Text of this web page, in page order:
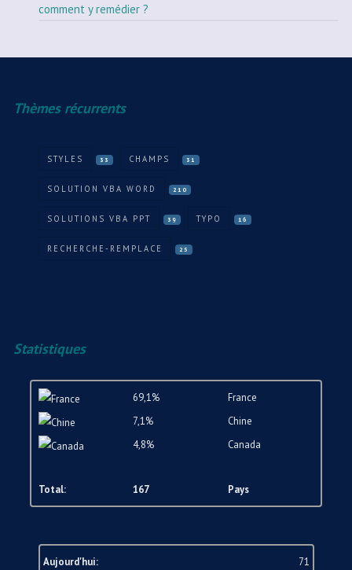
comment y remédier ?
Thèmes récurrents
STYLES 33 CHAMPS 31
SOLUTION VBA WORD 210
SOLUTIONS VBA PPT 39 TYPO 16
RECHERCHE-REMPLACE 25
Statistiques
69,1%
France
7,1%
Chine
4,8%
Canada
Total: 167 Pays
Aujourd'hui: 71